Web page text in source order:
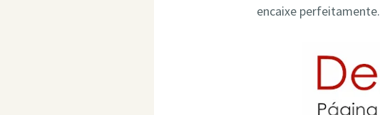
encaixe perfeitamente.